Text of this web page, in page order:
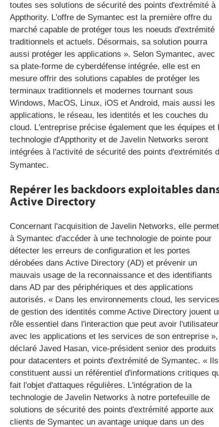
toutes ses solutions de sécurité des points d'extrémité à
Appthority. L'offre de Symantec est la première offre du
marché capable de protéger tous les noeuds d'extrémité
traditionnels et actuels. Désormais, sa solution pourra
aussi protéger les applications ». Selon Symantec, avec
sa plate-forme de cyberdéfense intégrée, elle est en
mesure offrir des solutions capables de protéger les
terminaux traditionnels et modernes tournant sous
Windows, MacOS, Linux, iOS et Android, mais aussi les
applications, le réseau, les identités et les couches du
cloud. L'entreprise précise également que les équipes et
technologie d'Appthority et de Javelin Networks seront
intégrées à l'activité de sécurité des points d'extrémités
Symantec.
Repérer les backdoors exploitables
Active Directory
Concernant l'acquisition de Javelin Networks, elle permet
à Symantec d'accéder à une technologie de pointe pour
détecter les erreurs de configuration et les portes
dérobées dans Active Directory (AD) et prévenir un
mauvais usage de la reconnaissance et des identifiants
dans AD par des périphériques et des applications
autorisés. « Dans les environnements cloud, les services
de gestion des identités comme Active Directory jouent
rôle essentiel dans l'interaction que peut avoir l'utilisateur
avec les applications et les services de son entreprise
déclaré Javed Hasan, vice-président senior des produits
pour datacenters et points d'extrémité de Symantec. « Ils
constituent aussi un référentiel d'informations critiques
fait l'objet d'attaques régulières. L'intégration de la
technologie de Javelin Networks à notre portefeuille de
solutions de sécurité des points d'extrémité apporte aux
clients de Symantec un avantage unique dans un des